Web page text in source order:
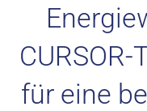
für eine